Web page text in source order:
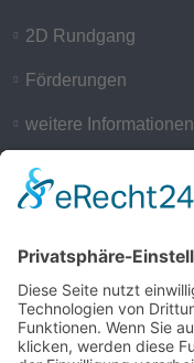
2D Rundgang
Förderungen
weitere Informationen